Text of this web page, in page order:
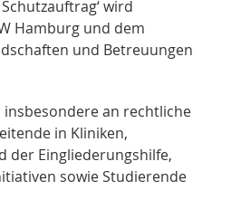
wird
Hamburg und dem
und Betreuungen
an rechtliche
in Kliniken,
der Eingliederungshilfe,
sowie Studierende